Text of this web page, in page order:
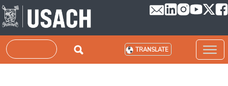
Skip to main content
Search TRANSLATE